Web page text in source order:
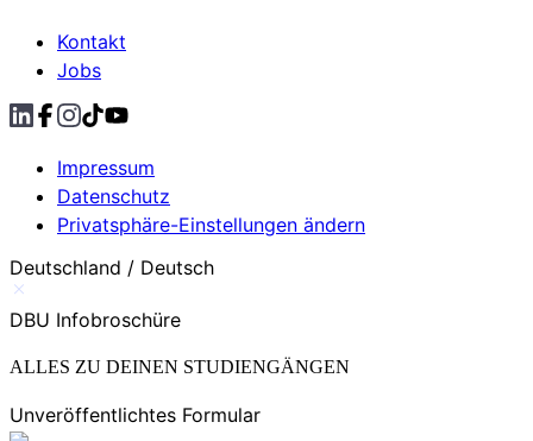
Kontakt
Jobs
Impressum
Datenschutz
Privatsphäre-Einstellungen ändern
Deutschland / Deutsch
DBU Infobroschüre
ALLES ZU DEINEN STUDIENGÄNGEN
Unveröffentlichtes Formular